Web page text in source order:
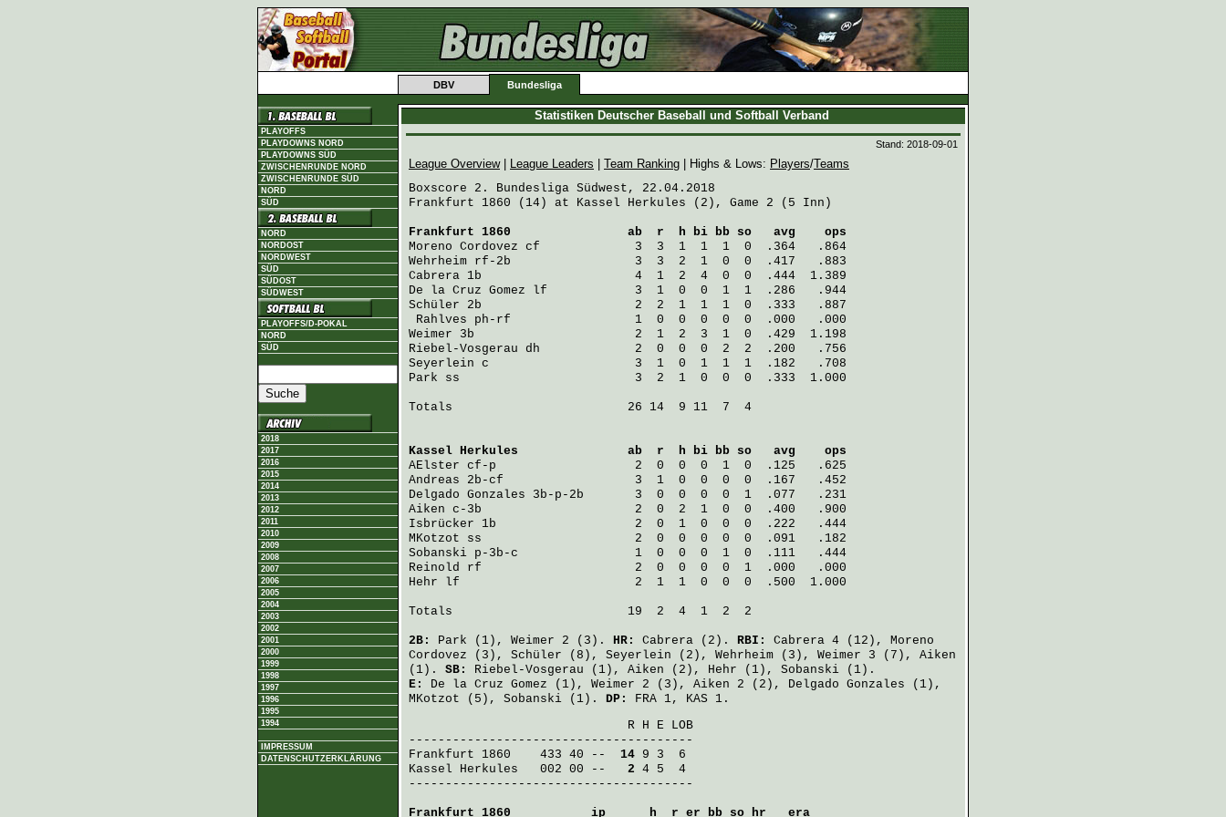
DBV Bundesliga
PLAYOFFS
PLAYDOWNS NORD
PLAYDOWNS SÜD
ZWISCHENRUNDE NORD
ZWISCHENRUNDE SÜD
NORD
SÜD
NORD
NORDOST
NORDWEST
SÜD
SÜDOST
SÜDWEST
PLAYOFFS/D-POKAL
NORD
SÜD
2018
2017
2016
2015
2014
2013
2012
2011
2010
2009
2008
2007
2006
2005
2004
2003
2002
2001
2000
1999
1998
1997
1996
1995
1994
IMPRESSUM
DATENSCHUTZERKLÄRUNG
Statistiken Deutscher Baseball und Softball Verband
Stand: 2018-09-01
League Overview| League Leaders Team Ranking | Highs & Lows: Players/Teams
Boxscore 2. Bundesliga Südwest, 22.04.2018
Frankfurt 1860 (14) at Kassel Herkules (2), Game 2 (5 Inn)
Frankfurt 1860
                ab  r  h bi bb so   avg    ops
Moreno Cordovez cf             3  3  1  1  1  0  .364   .864
Wehrheim rf-2b                 3  3  2  1  0  0  .417   .883
Cabrera 1b                     4  1  2  4  0  0  .444  1.389
De la Cruz Gomez lf            3  1  0  0  1  1  .286   .944
Schüler 2b                     2  2  1  1  1  0  .333   .887
Rahlves ph-rf                 1  0  0  0  0  0  .000   .000
Weimer 3b                      2  1  2  3  1  0  .429  1.198
Riebel-Vosgerau dh             2  0  0  0  2  2  .200   .756
Seyerlein c                    3  1  0  1  1  1  .182   .708
Park ss                        3  2  1  0  0  0  .333  1.000
Totals                        26 14  9 11  7  4
Kassel Herkules
               ab  r  h bi bb so   avg    ops
AElster cf-p                   2  0  0  0  1  0  .125   .625
Andreas 2b-cf                  3  1  0  0  0  0  .167   .452
Delgado Gonzales 3b-p-2b       3  0  0  0  0  1  .077   .231
Aiken c-3b                     2  0  2  1  0  0  .400   .900
Isbrücker 1b                   2  0  1  0  0  0  .222   .444
MKotzot ss                     2  0  0  0  0  0  .091   .182
Sobanski p-3b-c                1  0  0  0  1  0  .111   .444
Reinold rf                     2  0  0  0  0  1  .000   .000
Hehr lf                        2  1  1  0  0  0  .500  1.000
Totals                        19  2  4  1  2  2
2B: Park (1), Weimer 2 (3). HR: Cabrera (2). RBI: Cabrera 4 (12), Moreno
Cordovez (3), Schüler (8), Seyerlein (2), Wehrheim (3), Weimer 3 (7), Aiken
(1). SB: Riebel-Vosgerau (1), Aiken (2), Hehr (1), Sobanski (1).
E: De la Cruz Gomez (1), Weimer 2 (3), Aiken 2 (2), Delgado Gonzales (1),
MKotzot (5), Sobanski (1). DP:
FRA 1, KAS 1.
                              R H E LOB
Frankfurt 1860
    433 40 --
14
Kassel Herkules
   002 00 --
  2
4 5  4
---------------------------------------
Frankfurt 1860
           ip      h  r er bb so hr   era